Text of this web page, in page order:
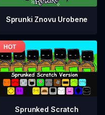
Sprunki Znovu Urobene
Sprunked Scratch